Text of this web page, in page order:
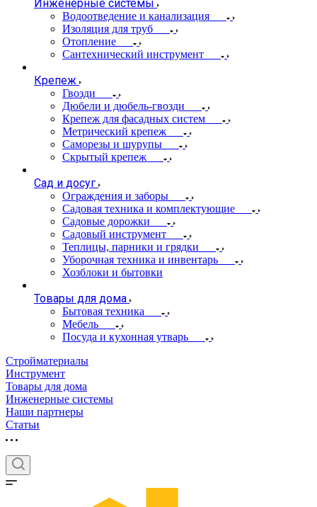
Инженерные системы
Водоотведение и канализация
Изоляция для труб
Отопление
Сантехнический инструмент
Крепеж
Гвозди
Дюбели и дюбель-гвозди
Крепеж для фасадных систем
Метрический крепеж
Саморезы и шурупы
Скрытый крепеж
Сад и досуг
Ограждения и заборы
Садовая техника и комплектующие
Садовые дорожки
Садовый инструмент
Теплицы, парники и грядки
Уборочная техника и инвентарь
Хозблоки и бытовки
Товары для дома
Бытовая техника
Мебель
Посуда и кухонная утварь
Стройматериалы
Инструмент
Товары для дома
Инженерные системы
Наши партнеры
Статьи